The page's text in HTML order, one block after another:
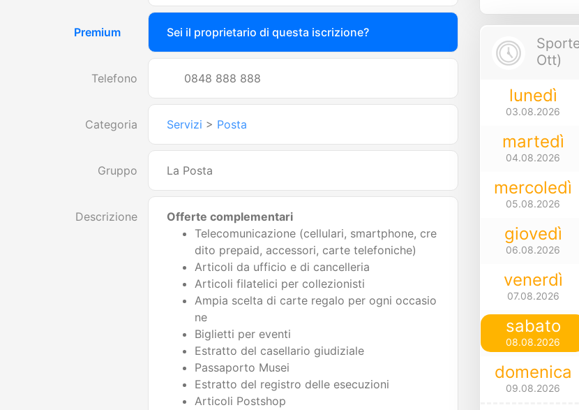
Premium Sei il proprietario di questa iscrizione?
Telefono 0848 888 888
Categoria Servizi > Posta
Gruppo La Posta
Descrizione
Offerte complementari
Telecomunicazione (cellulari, smartphone, cre
dito prepaid, accessori, carte telefoniche)
Articoli da ufficio e di cancelleria
Articoli filatelici per collezionisti
Ampia scelta di carte regalo per ogni occasio
ne
Biglietti per eventi
Estratto del casellario giudiziale
Passaporto Musei
Estratto del registro delle esecuzioni
Articoli Postshop
Ott)
lunedì
03.08.2026
martedì
04.08.2026
mercoledì
05.08.2026
giovedì
06.08.2026
venerdì
07.08.2026
sabato
08.08.2026
domenica
09.08.2026